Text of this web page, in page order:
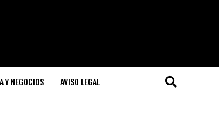
Y NEGOCIOS AVISO LEGAL